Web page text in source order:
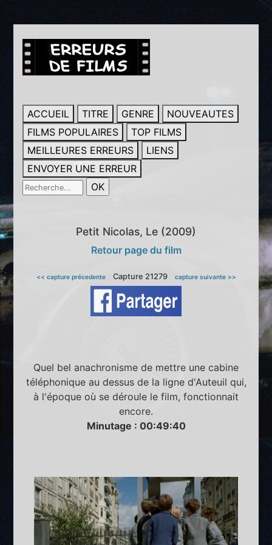
ACCUEIL TITRE GENRE
NOUVEAUTES
FILMS POPULAIRES
TOP FILMS
MEILLEURES ERREURS
LIENS
ENVOYER UNE ERREUR
Petit Nicolas, Le (2009)
Retour page du film
<< capture précedenteCapture 21279 capture suivante >>
Quel bel anachronisme de mettre une cabine
téléphonique au dessus de la ligne d'Auteuil qui,
à l'époque où se déroule le film, fonctionnait
encore.
Minutage : 00:49:40